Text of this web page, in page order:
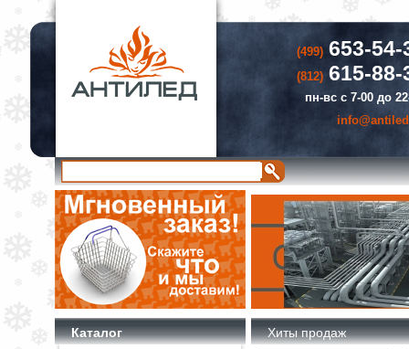
(499)653-54-
(812)615-88-
пн-вс с 7-00 до
Каталог Хиты продаж